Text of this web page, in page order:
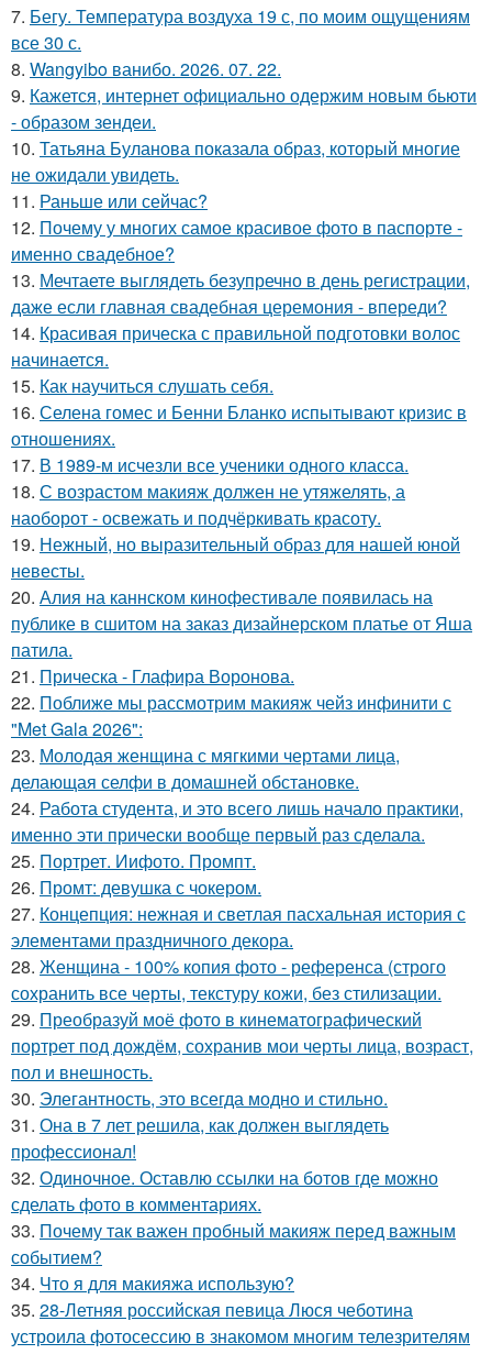
7. Бегу. Температура воздуха 19 с, по моим ощущениям
все 30 с.
8. Wangyibo ванибо. 2026. 07. 22.
9. Кажется, интернет официально одержим новым бьюти
- образом зендеи.
10. Татьяна Буланова показала образ, который многие
не ожидали увидеть.
11. Раньше или сейчас?
12. Почему у многих самое красивое фото в паспорте -
именно свадебное?
13. Мечтаете выглядеть безупречно в день регистрации,
даже если главная свадебная церемония - впереди?
14. Красивая прическа с правильной подготовки волос
начинается.
15. Как научиться слушать себя.
16. Селена гомес и Бенни Бланко испытывают кризис в
отношениях.
17. В 1989-м исчезли все ученики одного класса.
18. С возрастом макияж должен не утяжелять, а
наоборот - освежать и подчёркивать красоту.
19. Нежный, но выразительный образ для нашей юной
невесты.
20. Алия на каннском кинофестивале появилась на
публике в сшитом на заказ дизайнерском платье от Яша
патила.
21. Прическа - Глафира Воронова.
22. Поближе мы рассмотрим макияж чейз инфинити с
"Met Gala 2026":
23. Молодая женщина с мягкими чертами лица,
делающая селфи в домашней обстановке.
24. Работа студента, и это всего лишь начало практики,
именно эти прически вообще первый раз сделала.
25. Портрет. Иифото. Промпт.
26. Промт: девушка с чокером.
27. Концепция: нежная и светлая пасхальная история с
элементами праздничного декора.
28. Женщина - 100% копия фото - референса (строго
сохранить все черты, текстуру кожи, без стилизации.
29. Преобразуй моё фото в кинематографический
портрет под дождём, сохранив мои черты лица, возраст,
пол и внешность.
30. Элегантность, это всегда модно и стильно.
31. Она в 7 лет решила, как должен выглядеть
профессионал!
32. Одиночное. Оставлю ссылки на ботов где можно
сделать фото в комментариях.
33. Почему так важен пробный макияж перед важным
событием?
34. Что я для макияжа использую?
35. 28-Летняя российская певица Люся чеботина
устроила фотосессию в знакомом многим телезрителям